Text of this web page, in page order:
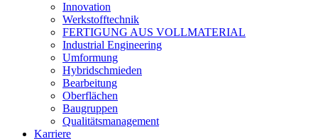
Innovation
Werkstofftechnik
FERTIGUNG AUS VOLLMATERIAL
Industrial Engineering
Umformung
Hybridschmieden
Bearbeitung
Oberflächen
Baugruppen
Qualitätsmanagement
Karriere